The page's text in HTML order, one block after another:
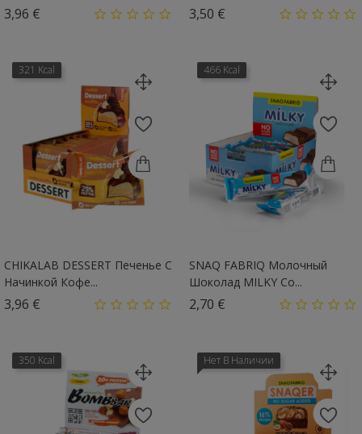
3,96 € 3,50 €
321 Kcal
CHIKALAB DESSERT Печенье С
Начинкой Кофе...
3,96 €
466 Kcal
SNAQ FABRIQ Молочный
Шоколад MILKY Со...
2,70 €
350 Kcal Нет В Наличии